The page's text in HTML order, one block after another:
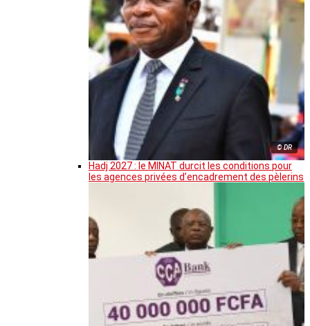
© DR
Hadj 2027 : le MINAT durcit les conditions pour
les agences privées d’encadrement des pèlerins